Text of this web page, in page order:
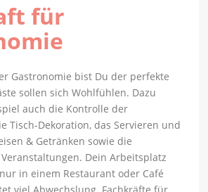
für
Gastronomie bist Du der perfekte
sollen sich Wohlfühlen. Dazu
auch die Kontrolle der
Tisch-Dekoration, das Servieren und
& Getränken sowie die
Dein Arbeitsplatz
in einem Restaurant oder Café